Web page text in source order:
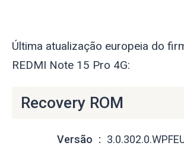
Última atualização europeia do
REDMI Note 15 Pro 4G:
Recovery ROM
Versão